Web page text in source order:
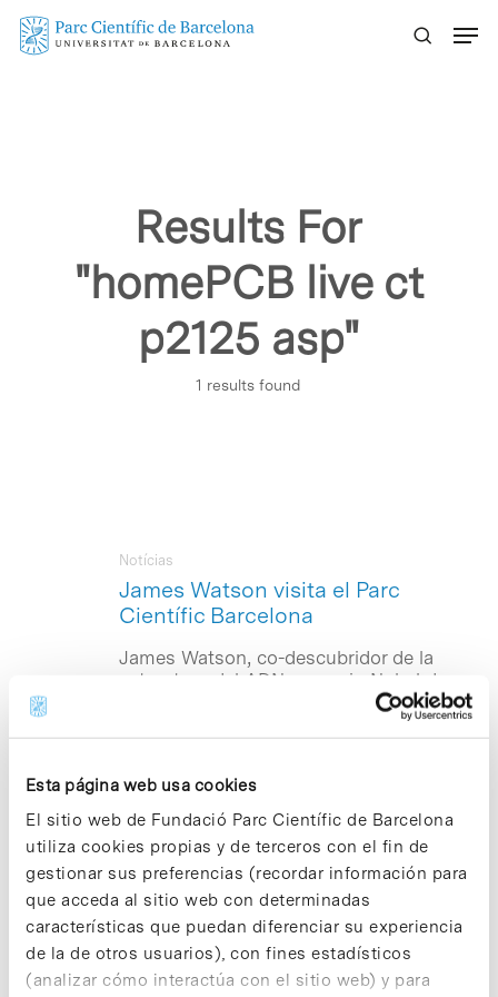
Esta página web usa cookies
El sitio web de Fundació Parc Científic de Barcelona
utiliza cookies propias y de terceros con el fin de
gestionar sus preferencias (recordar información para
que acceda al sitio web con determinadas
características que puedan diferenciar su experiencia
de la de otros usuarios), con fines estadísticos
(analizar cómo interactúa con el sitio web) y para
Skip
Results For
"homePCB live ct
p2125 asp"
1 results found
James Watson visita el Parc
Científic Barcelona
Notícias
James Watson, co-descubridor de la
estructura del ADN y premio Nobel de
Medicina en 1962, ha visitado los
Prous Institute for
Biomedical Researchen el Parc Científic
las actividades de investigación que
llevan a cabo los jóvenes investigadores
y así poder evaluar posibles vías de
colaboración científica. Dado su interés
por la investigación relacionada con el
cáncer, también ha visitado el
del Instituto de Investigación Biomédica
(IRB Barcelona), ubicado también en el
Parc Científic Barcelona,. El Metlab
centra su actividad de investigación en